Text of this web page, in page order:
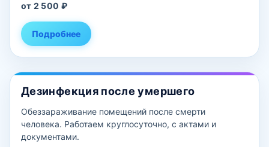
от 2 500 ₽
Подробнее
Дезинфекция после умершего
Обеззараживание помещений после смерти
человека. Работаем круглосуточно, с актами и
документами.